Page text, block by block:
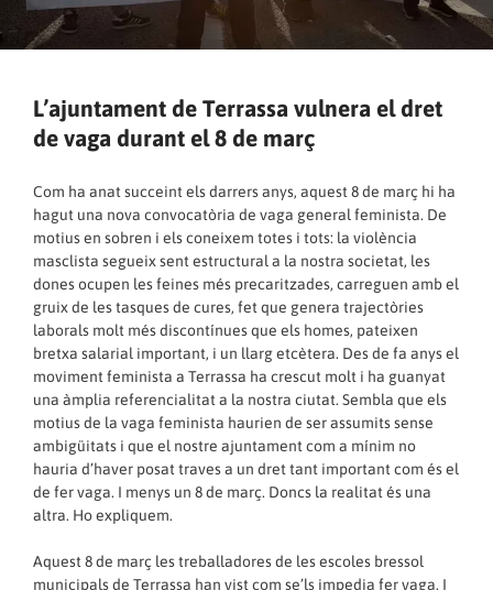
L’ajuntament de Terrassa vulnera el dret
de vaga durant el 8 de març
Com ha anat succeint els darrers anys, aquest 8 de març hi ha
hagut una nova convocatòria de vaga general feminista. De
motius en sobren i els coneixem totes i tots: la violència
masclista segueix sent estructural a la nostra societat, les
dones ocupen les feines més precaritzades, carreguen amb el
gruix de les tasques de cures, fet que genera trajectòries
laborals molt més discontínues que els homes, pateixen
bretxa salarial important, i un llarg etcètera. Des de fa anys el
moviment feminista a Terrassa ha crescut molt i ha guanyat
una àmplia referencialitat a la nostra ciutat. Sembla que els
motius de la vaga feminista haurien de ser assumits sense
ambigüitats i que el nostre ajuntament com a mínim no
hauria d’haver posat traves a un dret tant important com és el
de fer vaga. I menys un 8 de març. Doncs la realitat és una
altra. Ho expliquem.
Aquest 8 de març les treballadores de les escoles bressol
municipals de Terrassa han vist com se’ls impedia fer vaga. I